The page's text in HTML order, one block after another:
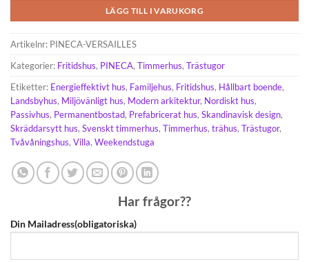
LÄGG TILL I VARUKORG
Artikelnr: PINECA-VERSAILLES
Kategorier: Fritidshus, PINECA, Timmerhus, Trästugor
Etiketter: Energieffektivt hus, Familjehus, Fritidshus, Hållbart boende,
Landsbyhus, Miljövänligt hus, Modern arkitektur, Nordiskt hus,
Passivhus, Permanentbostad, Prefabricerat hus, Skandinavisk design,
Skräddarsytt hus, Svenskt timmerhus, Timmerhus, trähus, Trästugor,
Tvåvåningshus, Villa, Weekendstuga
Har frågor??
Din Mailadress(obligatoriska)